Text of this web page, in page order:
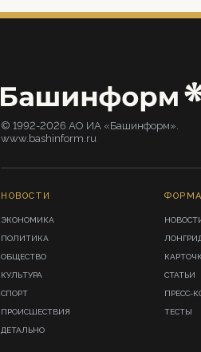
© 1992-2026 АО ИА «Башинформ».
www.bashinform.ru
НОВОСТИ
ЭКОНОМИКА
ПОЛИТИКА
ОБЩЕСТВО
КУЛЬТУРА
СПОРТ
ПРОИСШЕСТВИЯ
ДЕТАЛЬНО
СТАТЬИ
ПРЕСС-
ТЕСТЫ